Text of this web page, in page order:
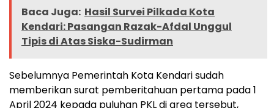
Baca Juga: Hasil Survei Pilkada Kota
Kendari: Pasangan Razak-Afdal Unggul
Tipis di Atas Siska-Sudirman
Sebelumnya Pemerintah Kota Kendari sudah
memberikan surat pemberitahuan pertama pada 1
April 2024 kepada puluhan PKL di area tersebut,